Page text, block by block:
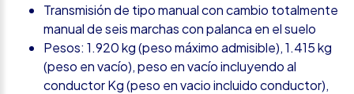
Transmisión de tipo manual con cambio totalmente
manual de seis marchas con palanca en el suelo
Pesos: 1.920 kg (peso máximo admisible), 1.415 kg
(peso en vacío), peso en vacío incluyendo al
conductor Kg (peso en vacio incluido conductor),